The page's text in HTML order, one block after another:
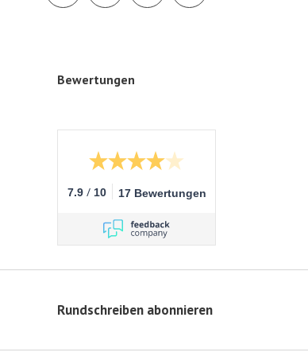
Bewertungen
7.9 / 10 17 Bewertungen
Rundschreiben abonnieren